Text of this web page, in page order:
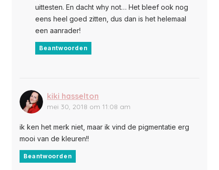
uittesten. En dacht why not… Het bleef ook nog
eens heel goed zitten, dus dan is het helemaal
een aanrader!
Beantwoorden
kiki hasselton
mei 30, 2018 om 11:08 am
ik ken het merk niet, maar ik vind de pigmentatie erg
mooi van de kleuren!!
Beantwoorden